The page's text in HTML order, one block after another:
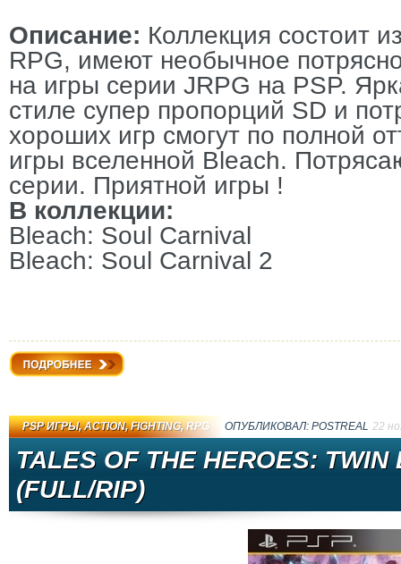
Описание: Коллекция состоит
RPG, имеют необычное
на игры серии JRPG на PSP.
стиле супер пропорций SD и
хороших игр смогут по полной
игры вселенной Bleach.
серии. Приятной игры !
В коллекции:
Bleach: Soul Carnival
Bleach: Soul Carnival 2
PSP ИГРЫ,ACTION,FIGHTING,RPG ОПУБЛИКОВАЛ: PОSTRЕAL 22
TALES OF THE HEROES: TWIN
(FULL/RIP)